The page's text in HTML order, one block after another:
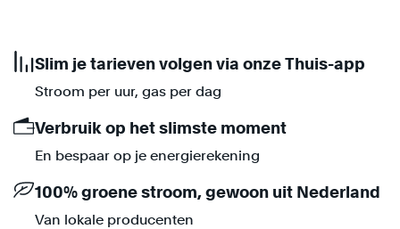
Slim je tarieven volgen via onze Thuis-app
Stroom per uur, gas per dag
Verbruik op het slimste moment
En bespaar op je energierekening
100% groene stroom, gewoon uit Nederland
Van lokale producenten